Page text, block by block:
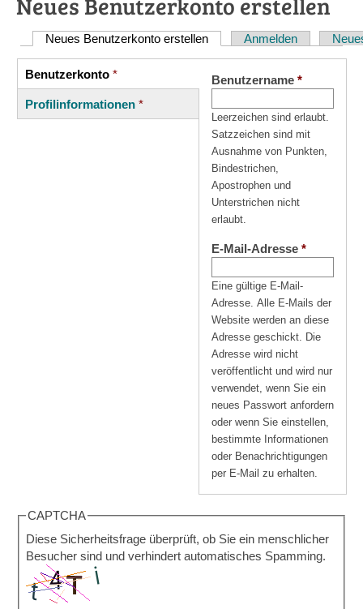
Haupt-
Reiter
Neues Benutzerkonto erstellen (aktiver Reiter)
Anmelden
Vertikale
Reiter
Benutzerkonto *
(aktiver
Reiter)
Profilinformationen *
Benutzername *
Leerzeichen sind erlaubt.
Satzzeichen sind mit
Ausnahme von Punkten,
Bindestrichen,
Apostrophen und
Unterstrichen nicht
erlaubt.
E-Mail-Adresse *
Eine gültige E-Mail-
Adresse. Alle E-Mails der
Website werden an diese
Adresse geschickt. Die
Adresse wird nicht
veröffentlicht und wird nur
verwendet, wenn Sie ein
neues Passwort anfordern
oder wenn Sie einstellen,
bestimmte Informationen
oder Benachrichtigungen
per E-Mail zu erhalten.
CAPTCHA
Diese Sicherheitsfrage überprüft, ob Sie ein menschlicher
Besucher sind und verhindert automatisches Spamming.